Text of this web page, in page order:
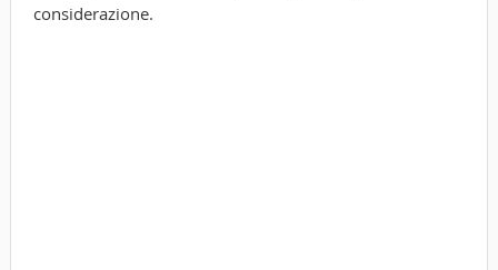
considerazione.